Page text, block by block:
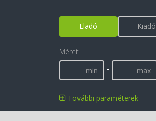
Eladó Kiadó
Méret
-
További paraméterek